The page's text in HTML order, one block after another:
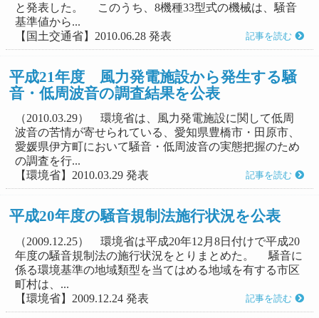
と発表した。 このうち、8機種33型式の機械は、騒音
基準値から...
【国土交通省】2010.06.28 発表
記事を読む
平成21年度 風力発電施設から発生する騒
音・低周波音の調査結果を公表
（2010.03.29） 環境省は、風力発電施設に関して低周
波音の苦情が寄せられている、愛知県豊橋市・田原市、
愛媛県伊方町において騒音・低周波音の実態把握のため
の調査を行...
【環境省】2010.03.29 発表
記事を読む
平成20年度の騒音規制法施行状況を公表
（2009.12.25） 環境省は平成20年12月8日付けで平成20
年度の騒音規制法の施行状況をとりまとめた。 騒音に
係る環境基準の地域類型を当てはめる地域を有する市区
町村は、...
【環境省】2009.12.24 発表
記事を読む